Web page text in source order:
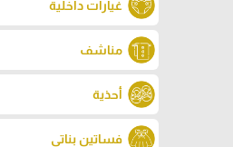
غيارات داخلية
مناشف
أحذية
فساتين بناتي